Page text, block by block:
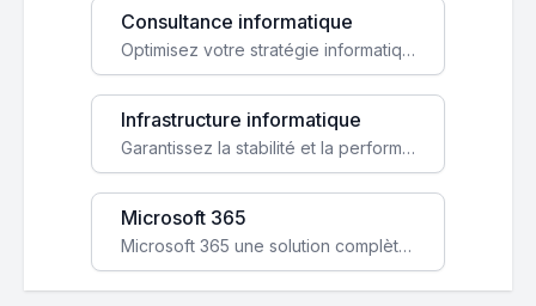
Consultance informatique
Optimisez votre stratégie informatique avec l'expertise de nos consultants pour améliorer votre efficacité et sécurité.
Infrastructure informatique
Garantissez la stabilité et la performance de votre entreprise avec une infrastructure IT sécurisée et évolutive.
Microsoft 365
Microsoft 365 une solution complète qui booste votre productivité, renforce la sécurité de vos données et facilite la collaboration.